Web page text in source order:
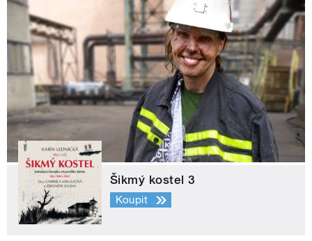
Šikmý kostel 3
Koupit